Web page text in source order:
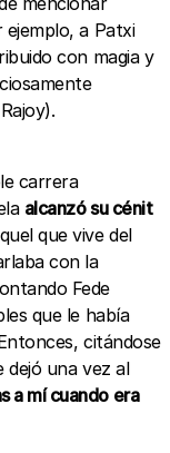
a Patxi
con magia y
carrera
alcanzó su cénit
que vive del
con la
Fede
que le había
citándose
dejó una vez al
a mí cuando era